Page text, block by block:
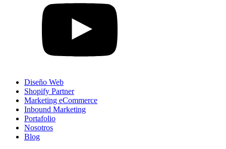
Diseño Web
Shopify Partner
Marketing eCommerce
Inbound Marketing
Portafolio
Nosotros
Blog